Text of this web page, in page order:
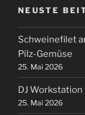
NEUSTE
Schweinefilet
Pilz-Gemüse
25. Mai 2026
DJ
25. Mai 2026